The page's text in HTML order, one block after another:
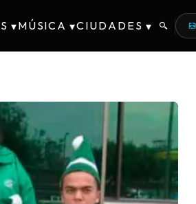
▾MÚSICA ▾CIUDADES ▾